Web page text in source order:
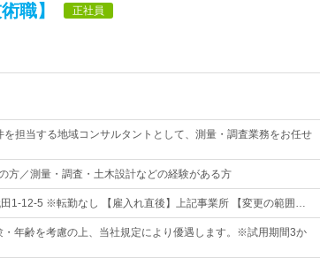
職】 正社員
担当する地域コンサルタントとして、測量・調査業務をお任せ
方／測量・調査・土木設計などの経験がある方
田1-12-5 ※転勤なし 【雇入れ直後】上記事業所 【変更の範囲…
年齢を考慮の上、当社規定により優遇します。※試用期間3か